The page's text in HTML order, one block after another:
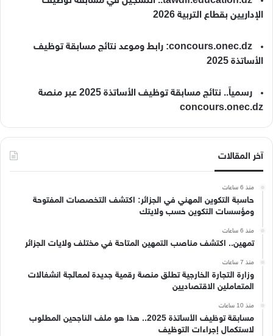
الإداريين بقطاع التربية 2026
concours.onec.dz: رابط وموعد نتائج مسابقة توظيف
الأساتذة 2025
رسمياً.. نتائج مسابقة توظيف الأساتذة 2025 عبر منصة
concours.onec.dz
آخر المقالات
منذ 6 ساعات
حاسبة التكوين المهني في الجزائر: اكتشف التخصصات المفتوحة
ومؤسسات التكوين حسب ولايتك
منذ 6 ساعات
تمهين.. اكتشف مناصب التمهين المتاحة في مختلف ولايات الجزائر
منذ 7 ساعات
وزارة التجارة الخارجية تطلق منصة رقمية جديدة لمعالجة انشغالات
المتعاملين الاقتصاديين
منذ 10 ساعات
مسابقة توظيف الأساتذة 2025.. هذا هو ملف الناجحين المطلوب
لاستكمال إجراءات التوظيف